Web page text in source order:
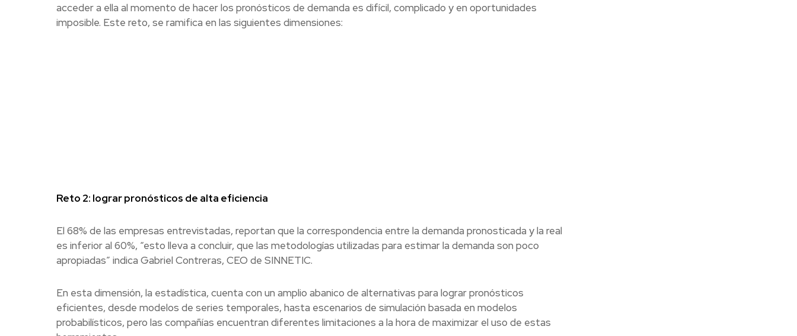
acceder a ella al momento de hacer los pronósticos de demanda es difícil, complicado y en oportunidades
imposible. Este reto, se ramifica en las siguientes dimensiones:
Reto 2: lograr pronósticos de alta eficiencia
El 68% de las empresas entrevistadas, reportan que la correspondencia entre la demanda pronosticada y la real
es inferior al 60%, “esto lleva a concluir, que las metodologías utilizadas para estimar la demanda son poco
apropiadas” indica Gabriel Contreras, CEO de SINNETIC.
En esta dimensión, la estadística, cuenta con un amplio abanico de alternativas para lograr pronósticos
eficientes, desde modelos de series temporales, hasta escenarios de simulación basada en modelos
probabilísticos, pero las compañías encuentran diferentes limitaciones a la hora de maximizar el uso de estas